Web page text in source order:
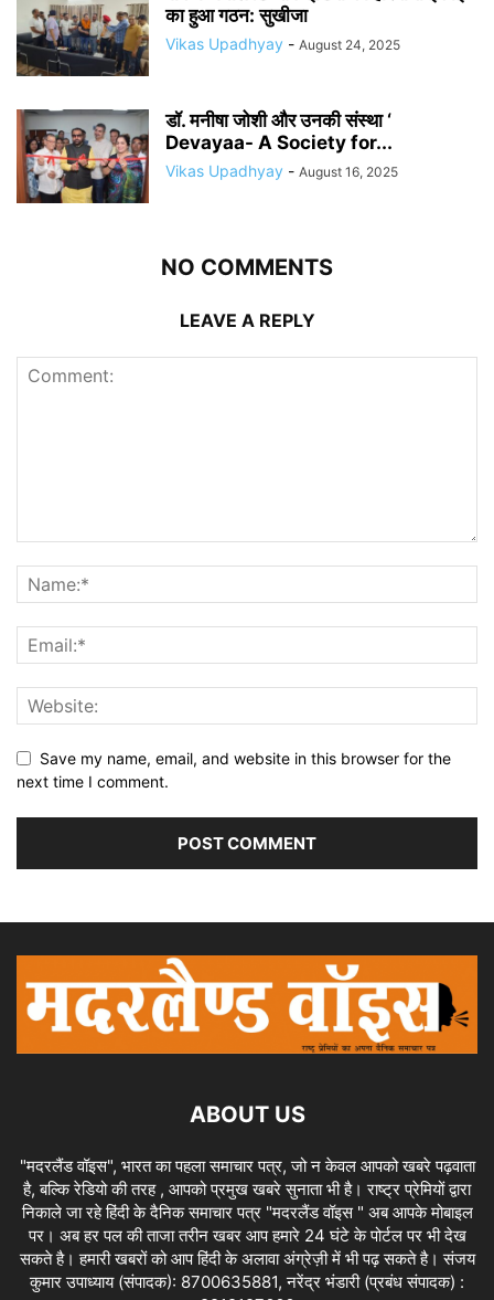
का हुआ गठन: सुखीजा
Vikas Upadhyay - August 24, 2025
डॉ. मनीषा जोशी और उनकी संस्था ‘
Devayaa- A Society for...
Vikas Upadhyay - August 16, 2025
NO COMMENTS
LEAVE A REPLY
Save my name, email, and website in this browser for the
next time I comment.
ABOUT US
"मदरलैंड वॉइस", भारत का पहला समाचार पत्र, जो न केवल आपको खबरे पढ़वाता
है, बल्कि रेडियो की तरह , आपको प्रमुख खबरे सुनाता भी है। राष्ट्र प्रेमियों द्वारा
निकाले जा रहे हिंदी के दैनिक समाचार पत्र "मदरलैंड वॉइस " अब आपके मोबाइल
पर। अब हर पल की ताजा तरीन खबर आप हमारे 24 घंटे के पोर्टल पर भी देख
सकते है। हमारी खबरों को आप हिंदी के अलावा अंग्रेज़ी में भी पढ़ सकते है। संजय
कुमार उपाध्याय (संपादक): 8700635881, नरेंद्र भंडारी (प्रबंध संपादक) :